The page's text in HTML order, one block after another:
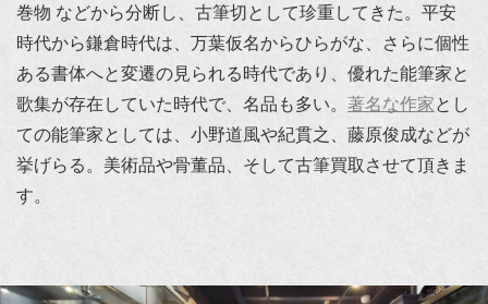
巻物 などから分断し、古筆切として珍重してきた。平安
時代から鎌倉時代は、万葉仮名からひらがな、さらに個性
ある書体へと変遷の見られる時代であり、優れた能筆家と
歌集が存在していた時代で、名品も多い。 著名な作家とし
ての能筆家としては、小野道風や紀貫之、藤原俊成などが
挙げらる。美術品や骨董品、そして古筆買取させて頂きま
す。